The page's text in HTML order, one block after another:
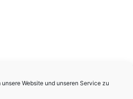
Website und unseren Service zu